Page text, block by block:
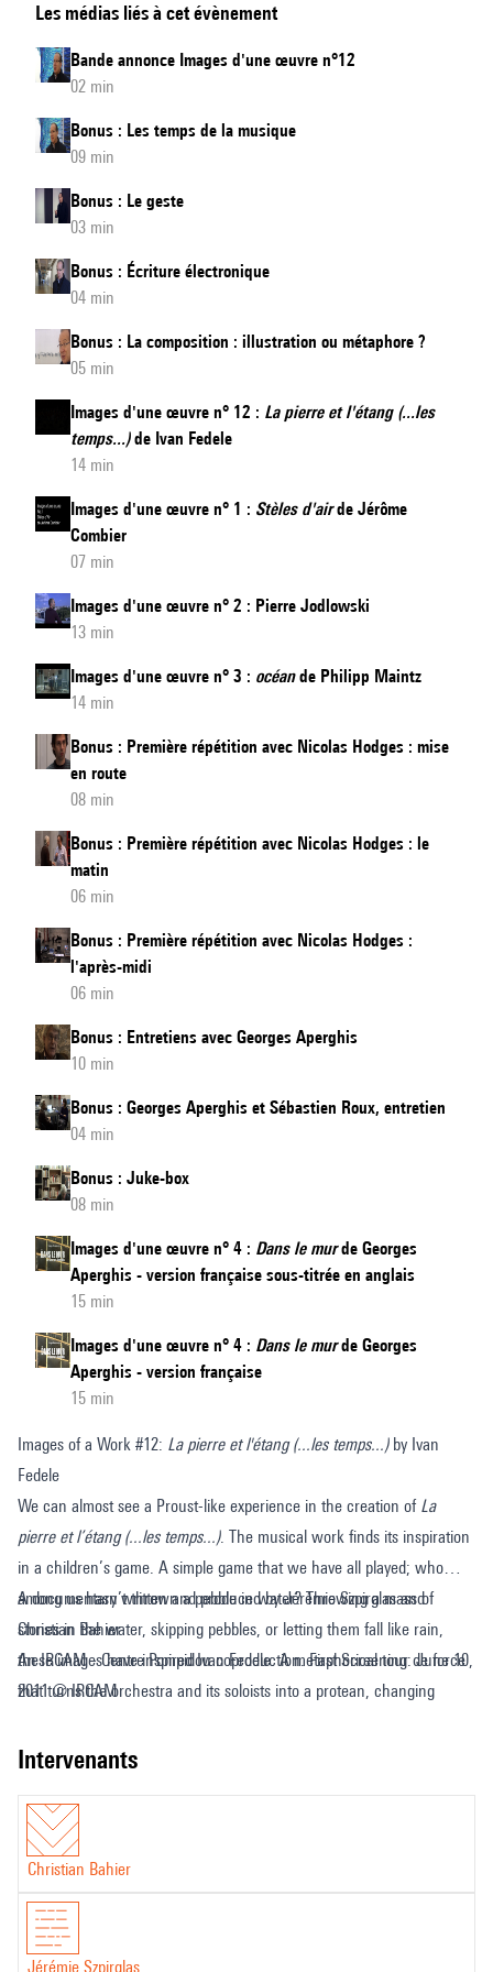
d'une
œuvre
n°
pierre
l'étang
(...les
temps...)
de
Fedele
version
française
sous-
titrée
en
anglais
Les médias liés à cet évènement
Bande annonce Images d'une œuvre n°12
02 min
Bonus : Les temps de la musique
09 min
Bonus : Le geste
03 min
Bonus : Écriture électronique
04 min
Bonus : La composition : illustration ou métaphore ?
05 min
Images d'une œuvre n° 12 : La pierre et l'étang (...les
temps...)de Ivan Fedele
14 min
Images d'une œuvre n° 1 : Stèles d'airde Jérôme
Combier
07 min
Images d'une œuvre n° 2 : Pierre Jodlowski
13 min
Images d'une œuvre n° 3 : océande Philipp Maintz
14 min
Bonus : Première répétition avec Nicolas Hodges : mise
en route
08 min
Bonus : Première répétition avec Nicolas Hodges : le
matin
06 min
Bonus : Première répétition avec Nicolas Hodges :
l'après-midi
06 min
Bonus : Entretiens avec Georges Aperghis
10 min
Bonus : Georges Aperghis et Sébastien Roux, entretien
04 min
Bonus : Juke-box
08 min
Images d'une œuvre n° 4 : Dans le murde Georges
Aperghis - version française sous-titrée en anglais
15 min
Images d'une œuvre n° 4 : Dans le murde Georges
Aperghis - version française
15 min
Images of a Work #12: La pierre et l'étang (...les temps...)by Ivan
Fedele
We can almost see a Proust-like experience in the creation of La
pierre et l’étang (...les temps...). The musical work finds its inspiration
in a children’s game. A simple game that we have all played; who
among us hasn’t thrown a pebble in water? Throwing a mass of
stones in the water, skipping pebbles, or letting them fall like rain,
these images have inspired Ivan Fedele. A metaphorical tour de force
that turns the orchestra and its soloists into a protean, changing
technologies in the compositional process, letting the audience hear
spectacular poetry of the orchestral space.
A documentary written and produced by Jérémie Szpirglas and
Christian Bahier
An IRCAM - Centre Pompidou coproduction. First Screening: June 10,
2011 © IRCAM
intervenants
Christian Bahier
Jérémie Szpirglas